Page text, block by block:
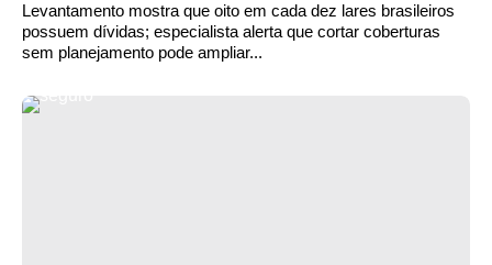
Levantamento mostra que oito em cada dez lares brasileiros
possuem dívidas; especialista alerta que cortar coberturas
sem planejamento pode ampliar...